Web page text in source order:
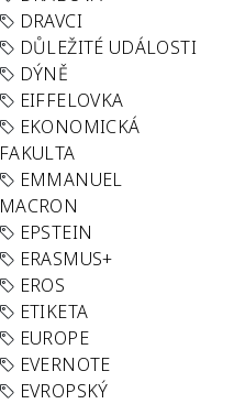
DRAVCI
DŮLEŽITÉ UDÁLOSTI
DÝNĚ
EIFFELOVKA
EKONOMICKÁ
FAKULTA
EMMANUEL
MACRON
EPSTEIN
ERASMUS+
EROS
ETIKETA
EUROPE
EVERNOTE
EVROPSKÝ